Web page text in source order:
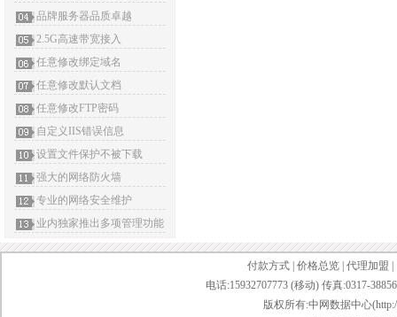
品牌服务器品质卓越
2.5G高速带宽接入
任意修改绑定域名
任意修改默认文档
任意修改FTP密码
自定义IIS错误信息
设置文件保护不被下载
强大的网络防火墙
专业的网络安全维护
业内独家推出多项管理功能
付款方式 价格总览 代理加盟
电话:15932707773 (移动) 传真:0317-
版权所有:中网数据中心